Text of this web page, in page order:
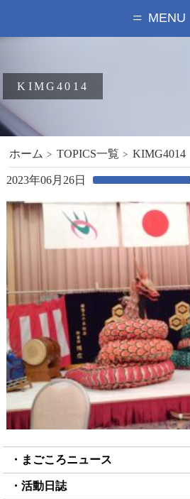
MENU
KIMG4014
ホーム TOPICS一覧 KIMG4014
2023年06月26日
まごころニュース
活動日誌